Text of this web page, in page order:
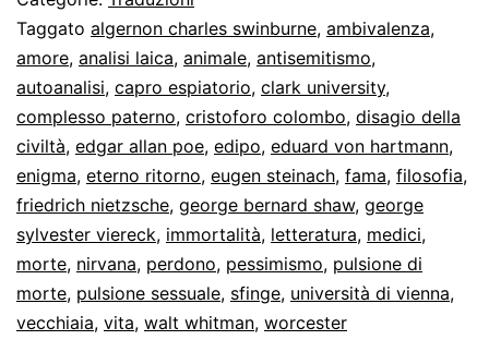
Intervista
del
1926
Taggato algernon charles swinburne, ambivalenza,
amore, analisi laica, animale, antisemitismo,
autoanalisi, capro espiatorio, clark university,
complesso paterno, cristoforo colombo, disagio della
civiltà, edgar allan poe, edipo, eduard von hartmann,
enigma, eterno ritorno, eugen steinach, fama, filosofia,
friedrich nietzsche, george bernard shaw, george
sylvester viereck, immortalità, letteratura, medici,
morte, nirvana, perdono, pessimismo, pulsione di
morte, pulsione sessuale, sfinge, università di vienna,
vecchiaia, vita, walt whitman, worcester